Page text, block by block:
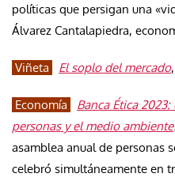
políticas que persigan una
Álvarez Cantalapiedra,
Viñeta El soplo del mercado
Economía
Banca Ética
personas y el medio ambiente
asamblea anual de personas
celebró simultáneamente en